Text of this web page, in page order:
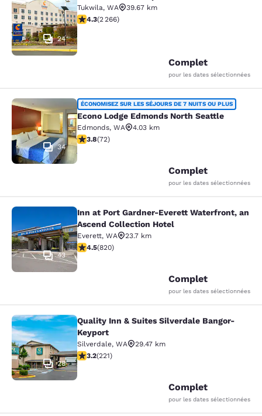
24
Tukwila, WA
39.67 km
4.3 étoiles. Excellent. 2266 commentaires
4.3(2 266)
Complet
pour les dates sélectionnées
Econo Lodge Edmonds North
34
ÉCONOMISEZ SUR LES SÉJOURS DE 7 NUITS OU PLUS
Econo Lodge Edmonds North Seattle
Edmonds, WA
4.03 km
3.82 étoiles. Bien. 72 commentaires
3.8(72)
Complet
pour les dates sélectionnées
Inn at Port Gardner-Everett
43
Inn at Port Gardner-Everett Waterfront, an
Ascend Collection Hotel
Everett, WA
23.7 km
4.49 étoiles. Excellent. 820 commentaires
4.5(820)
Complet
pour les dates sélectionnées
Quality Inn & Suites Silverdale
28
Quality Inn & Suites Silverdale Bangor-
Keyport
Silverdale, WA
29.47 km
3.2 étoiles. Bien. 221 commentaires
3.2(221)
Complet
pour les dates sélectionnées